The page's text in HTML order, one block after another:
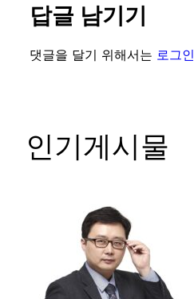
답글 남기기
댓글을 달기 위해서는 로그인
인기게시물